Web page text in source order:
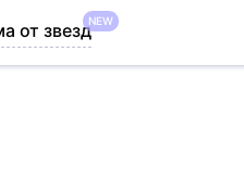
от звездNEW